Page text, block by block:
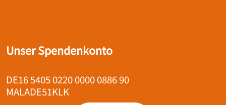
Unser Spendenkonto
DE16 5405 0220 0000 0886 90
MALADE51KLK